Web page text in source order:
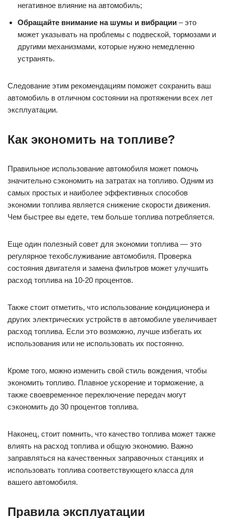
негативное влияние на автомобиль;
Обращайте внимание на шумы и вибрации – это
может указывать на проблемы с подвеской, тормозами и
другими механизмами, которые нужно немедленно
устранять.
Следование этим рекомендациям поможет сохранить ваш
автомобиль в отличном состоянии на протяжении всех лет
эксплуатации.
Как экономить на топливе?
Правильное использование автомобиля может помочь
значительно сэкономить на затратах на топливо. Одним из
самых простых и наиболее эффективных способов
экономии топлива является снижение скорости движения.
Чем быстрее вы едете, тем больше топлива потребляется.
Еще один полезный совет для экономии топлива — это
регулярное техобслуживание автомобиля. Проверка
состояния двигателя и замена фильтров может улучшить
расход топлива на 10-20 процентов.
Также стоит отметить, что использование кондиционера и
других электрических устройств в автомобиле увеличивает
расход топлива. Если это возможно, лучше избегать их
использования или не использовать их постоянно.
Кроме того, можно изменить свой стиль вождения, чтобы
экономить топливо. Плавное ускорение и торможение, а
также своевременное переключение передач могут
сэкономить до 30 процентов топлива.
Наконец, стоит помнить, что качество топлива может также
влиять на расход топлива и общую экономию. Важно
заправляться на качественных заправочных станциях и
использовать топлива соответствующего класса для
вашего автомобиля.
Правила эксплуатации